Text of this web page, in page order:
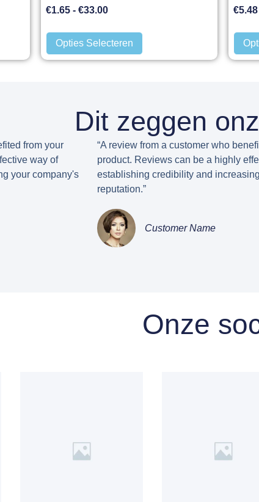
€1.65 - €33.00
Opties Selecteren
€5.48
Dit zeggen
from your
way of
your company's
“A review from a customer who
product. Reviews can be a highly
establishing credibility and
reputation.”
Customer Name
Onze